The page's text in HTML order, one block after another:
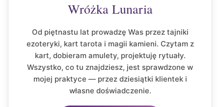
Wróżka Lunaria
Od piętnastu lat prowadzę Was przez tajniki
ezoteryki, kart tarota i magii kamieni. Czytam z
kart, dobieram amulety, projektuję rytuały.
Wszystko, co tu znajdziesz, jest sprawdzone w
mojej praktyce — przez dziesiątki klientek i
własne doświadczenie.